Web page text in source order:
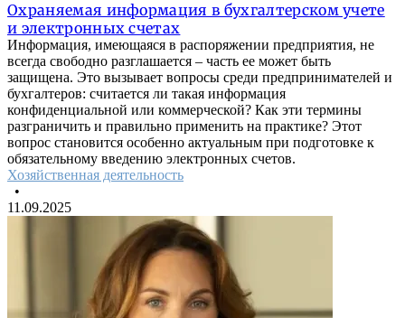
Охраняемая информация в бухгалтерском учете
и электронных счетах
Информация, имеющаяся в распоряжении предприятия, не
всегда свободно разглашается – часть ее может быть
защищена. Это вызывает вопросы среди предпринимателей и
бухгалтеров: считается ли такая информация
конфиденциальной или коммерческой? Как эти термины
разграничить и правильно применить на практике? Этот
вопрос становится особенно актуальным при подготовке к
обязательному введению электронных счетов.
Хозяйственная деятельность
•
11.09.2025